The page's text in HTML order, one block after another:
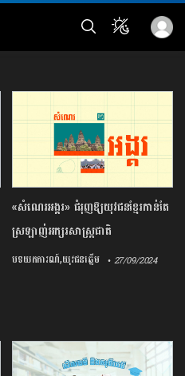
«សំណេរអង្គរ» ជំរុញឱ្យយុវជនខ្មែរកាន់តែ
ស្រឡាញ់អក្សរសាស្ត្រជាតិ
បទយកការណ៍,យុវជនឆ្នើម • 27/09/2024